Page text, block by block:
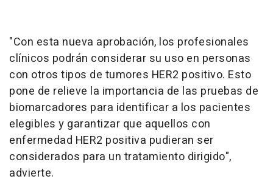
"Con esta nueva aprobación, los profesionales
clínicos podrán considerar su uso en personas
con otros tipos de tumores HER2 positivo. Esto
pone de relieve la importancia de las pruebas de
biomarcadores para identificar a los pacientes
elegibles y garantizar que aquellos con
enfermedad HER2 positiva pudieran ser
considerados para un tratamiento dirigido",
advierte.